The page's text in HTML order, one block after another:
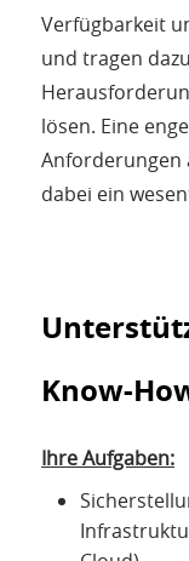
Verfügbarkeit
und tragen
lösen. Eine
Anforderungen
dabei ein
Know-
Ihre Aufgaben: